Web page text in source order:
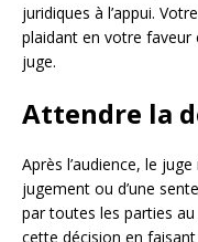
juridiques à l’appui.
plaidant en votre faveur
juge.
Attendre la
Après l’audience, le
jugement ou d’une
par toutes les parties
cette décision en